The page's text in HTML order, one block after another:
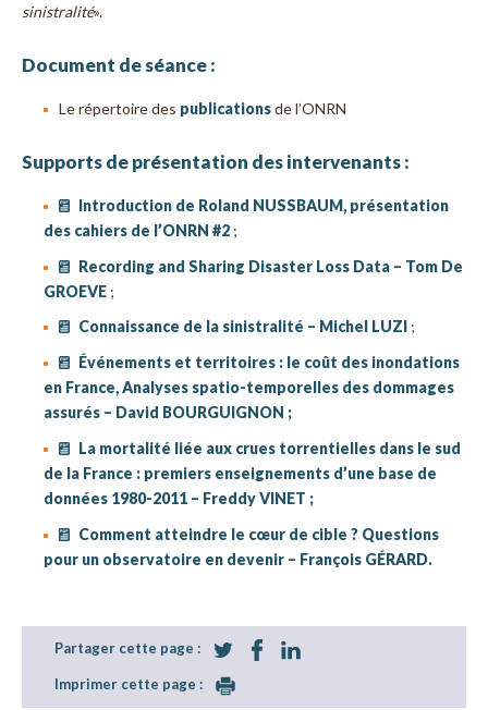
sinistralité».
Document de séance :
Le répertoire des publicationsde l’ONRN
Supports de présentation des intervenants :
Introduction de Roland NUSSBAUM, présentation
des cahiers de l’ONRN #2 ;
Recording and Sharing Disaster Loss Data – Tom De
GROEVE ;
Connaissance de la sinistralité – Michel LUZI ;
Événements et territoires : le coût des inondations
en France, Analyses spatio-temporelles des dommages
assurés – David BOURGUIGNON ;
La mortalité liée aux crues torrentielles dans le sud
de la France : premiers enseignements d’une base de
données 1980-2011 – Freddy VINET ;
Comment atteindre le cœur de cible ? Questions
pour un observatoire en devenir – François GÉRARD.
Partager cette page :
Imprimer cette page :